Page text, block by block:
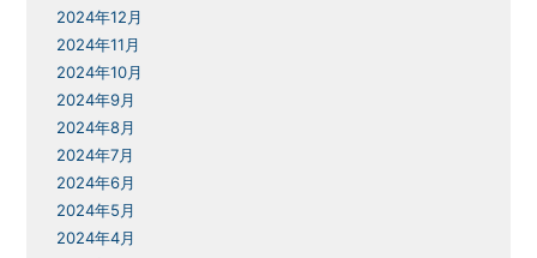
2024年12月
2024年11月
2024年10月
2024年9月
2024年8月
2024年7月
2024年6月
2024年5月
2024年4月